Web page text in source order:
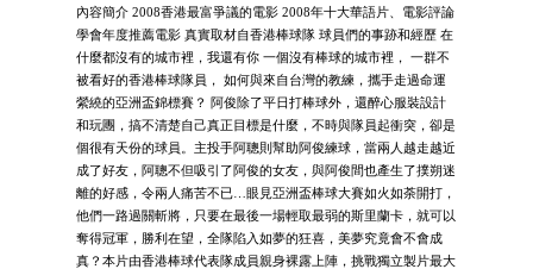
內容簡介 2008香港最富爭議的電影 2008年十大華語片、電影評論
學會年度推薦電影 真實取材自香港棒球隊 球員們的事跡和經歷 在
什麼都沒有的城市裡，我還有你 一個沒有棒球的城市裡， 一群不
被看好的香港棒球隊員， 如何與來自台灣的教練，攜手走過命運
縈繞的亞洲盃錦標賽？ 阿俊除了平日打棒球外，還醉心服裝設計
和玩團，搞不清楚自己真正目標是什麼，不時與隊員起衝突，卻是
個很有天份的球員。主投手阿聰則幫助阿俊練球，當兩人越走越近
成了好友，阿聰不但吸引了阿俊的女友，與阿俊間也產生了撲朔迷
離的好感，令兩人痛苦不已…眼見亞洲盃棒球大賽如火如荼開打，
他們一路過關斬將，只要在最後一場輕取最弱的斯里蘭卡，就可以
奪得冠軍，勝利在望，全隊陷入如夢的狂喜，美夢究竟會不會成
真？本片由香港棒球代表隊成員親身裸露上陣，挑戰獨立製片最大